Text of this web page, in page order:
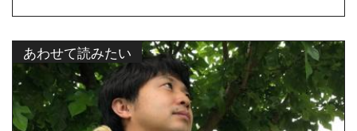
あわせて読みたい